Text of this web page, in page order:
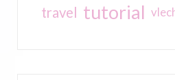
travel tutorial